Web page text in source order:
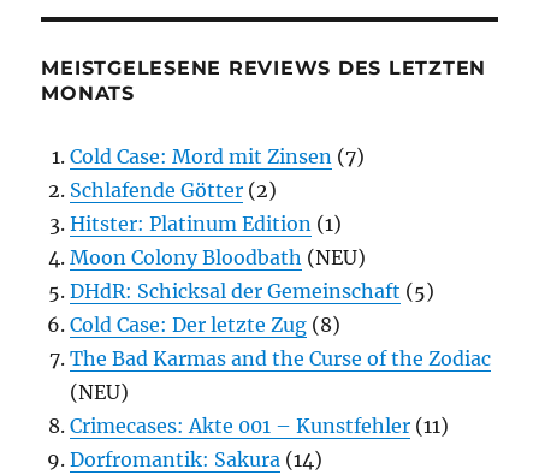
MEISTGELESENE REVIEWS DES LETZTEN
MONATS
Cold Case: Mord mit Zinsen (7)
Schlafende Götter (2)
Hitster: Platinum Edition (1)
Moon Colony Bloodbath (NEU)
DHdR: Schicksal der Gemeinschaft (5)
Cold Case: Der letzte Zug (8)
The Bad Karmas and the Curse of the Zodiac
(NEU)
Crimecases: Akte 001 – Kunstfehler (11)
Dorfromantik: Sakura (14)